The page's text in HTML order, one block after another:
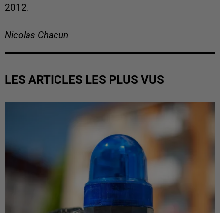
2012.
Nicolas Chacun
LES ARTICLES LES PLUS VUS